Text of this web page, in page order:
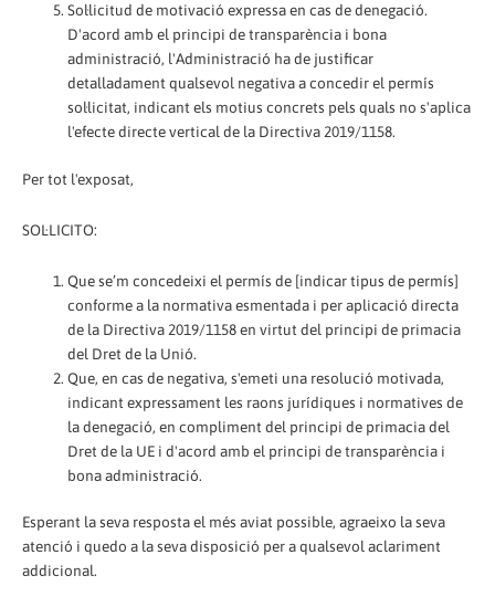
Sol·licitud de motivació expressa en cas de denegació.
D'acord amb el principi de transparència i bona
administració, l'Administració ha de justificar
detalladament qualsevol negativa a concedir el permís
sol·licitat, indicant els motius concrets pels quals no s'aplica
l'efecte directe vertical de la Directiva 2019/1158.
Per tot l'exposat,
SOL·LICITO:
Que se’m concedeixi el permís de [indicar tipus de permís]
conforme a la normativa esmentada i per aplicació directa
de la Directiva 2019/1158 en virtut del principi de primacia
del Dret de la Unió.
Que, en cas de negativa, s'emeti una resolució motivada,
indicant expressament les raons jurídiques i normatives de
la denegació, en compliment del principi de primacia del
Dret de la UE i d'acord amb el principi de transparència i
bona administració.
Esperant la seva resposta el més aviat possible, agraeixo la seva
atenció i quedo a la seva disposició per a qualsevol aclariment
addicional.